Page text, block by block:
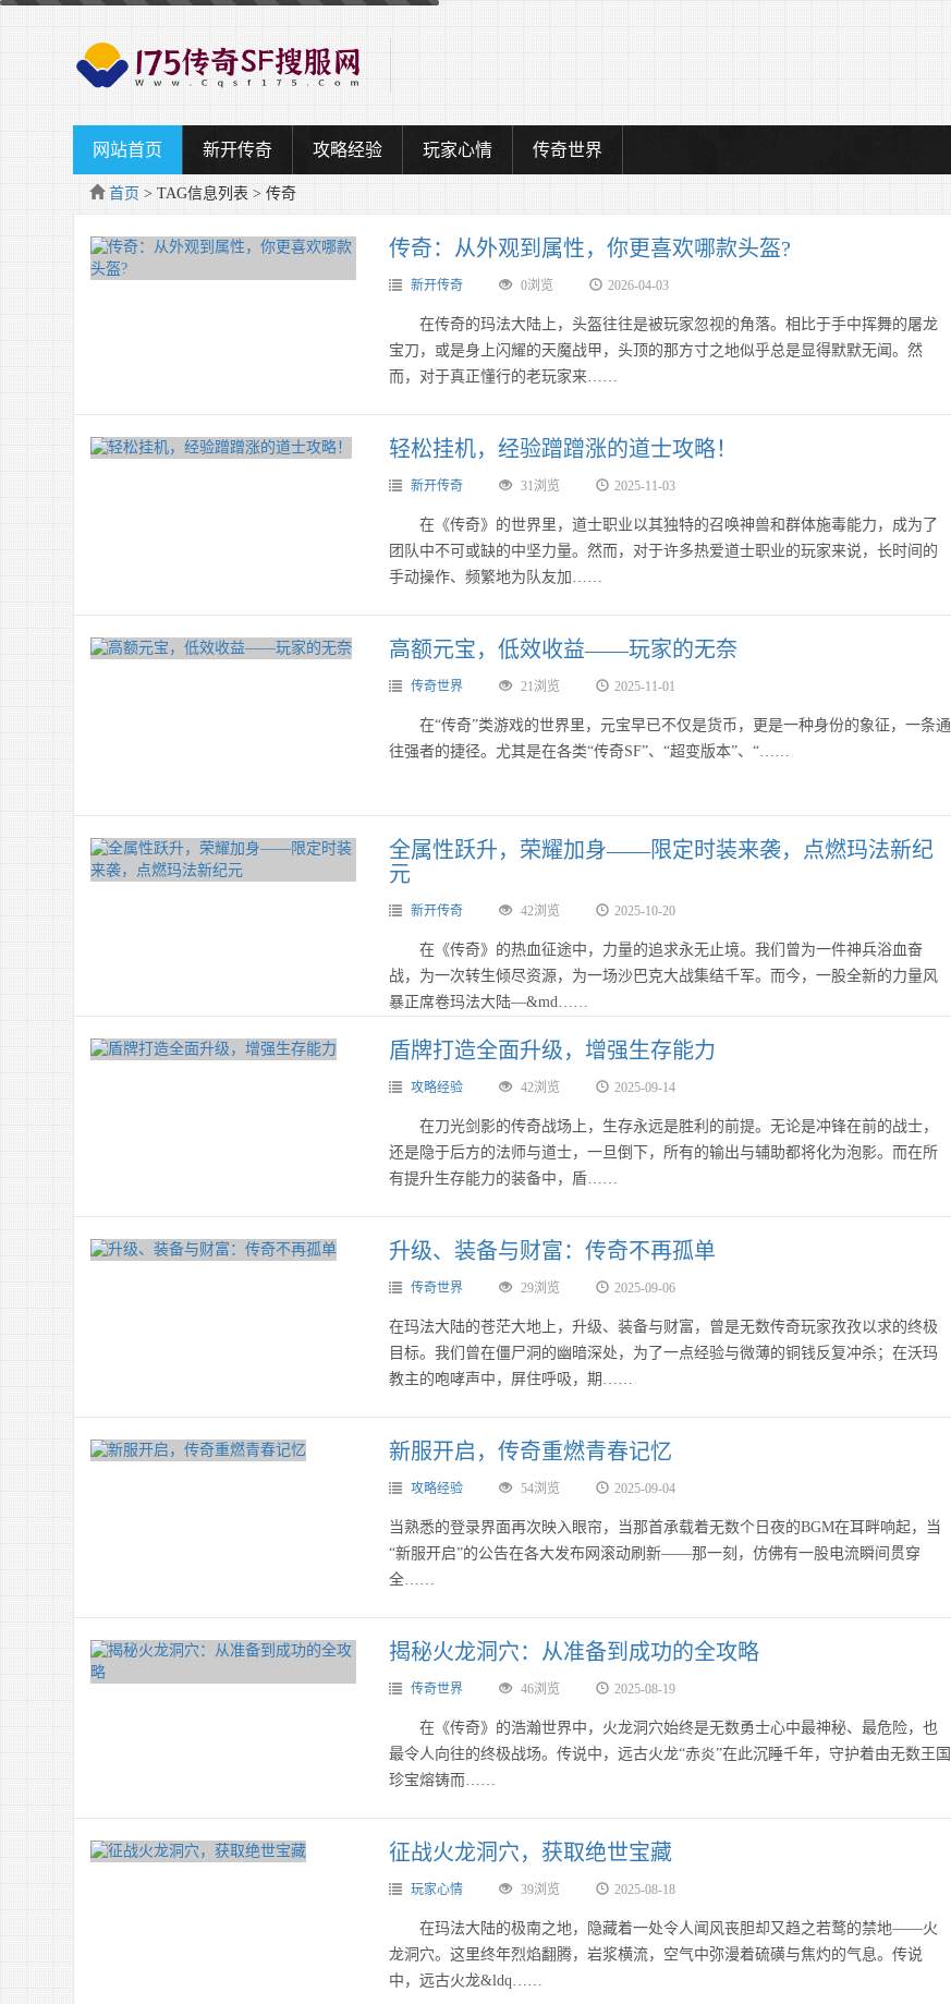
网站首页 新开传奇 攻略经验 玩家心情 传奇世界
首页 > TAG信息列表 > 传奇
传奇：从外观到属性，你更喜欢哪款头盔?
新开传奇 0浏览 2026-04-03
在传奇的玛法大陆上，头盔往往是被玩家忽视的角落。相比于手中挥舞的屠龙
宝刀，或是身上闪耀的天魔战甲，头顶的那方寸之地似乎总是显得默默无闻。然
而，对于真正懂行的老玩家来……
轻松挂机，经验蹭蹭涨的道士攻略！
新开传奇 31浏览 2025-11-03
在《传奇》的世界里，道士职业以其独特的召唤神兽和群体施毒能力，成为了
团队中不可或缺的中坚力量。然而，对于许多热爱道士职业的玩家来说，长时间的
手动操作、频繁地为队友加……
高额元宝，低效收益——玩家的无奈
传奇世界 21浏览 2025-11-01
在“传奇”类游戏的世界里，元宝早已不仅是货币，更是一种身份的象征，一条通
往强者的捷径。尤其是在各类“传奇SF”、“超变版本”、“……
全属性跃升，荣耀加身——限定时装来袭，点燃玛法新纪
元
新开传奇 42浏览 2025-10-20
在《传奇》的热血征途中，力量的追求永无止境。我们曾为一件神兵浴血奋
战，为一次转生倾尽资源，为一场沙巴克大战集结千军。而今，一股全新的力量风
暴正席卷玛法大陆—&md……
盾牌打造全面升级，增强生存能力
攻略经验 42浏览 2025-09-14
在刀光剑影的传奇战场上，生存永远是胜利的前提。无论是冲锋在前的战士，
还是隐于后方的法师与道士，一旦倒下，所有的输出与辅助都将化为泡影。而在所
有提升生存能力的装备中，盾……
升级、装备与财富：传奇不再孤单
传奇世界 29浏览 2025-09-06
在玛法大陆的苍茫大地上，升级、装备与财富，曾是无数传奇玩家孜孜以求的终极
目标。我们曾在僵尸洞的幽暗深处，为了一点经验与微薄的铜钱反复冲杀；在沃玛
教主的咆哮声中，屏住呼吸，期……
新服开启，传奇重燃青春记忆
攻略经验 54浏览 2025-09-04
当熟悉的登录界面再次映入眼帘，当那首承载着无数个日夜的BGM在耳畔响起，当
“新服开启”的公告在各大发布网滚动刷新——那一刻，仿佛有一股电流瞬间贯穿
全……
揭秘火龙洞穴：从准备到成功的全攻略
传奇世界 46浏览 2025-08-19
在《传奇》的浩瀚世界中，火龙洞穴始终是无数勇士心中最神秘、最危险，也
最令人向往的终极战场。传说中，远古火龙“赤炎”在此沉睡千年，守护着由无数王国
珍宝熔铸而……
征战火龙洞穴，获取绝世宝藏
玩家心情 39浏览 2025-08-18
在玛法大陆的极南之地，隐藏着一处令人闻风丧胆却又趋之若鹜的禁地——火
龙洞穴。这里终年烈焰翻腾，岩浆横流，空气中弥漫着硫磺与焦灼的气息。传说
中，远古火龙&ldq……